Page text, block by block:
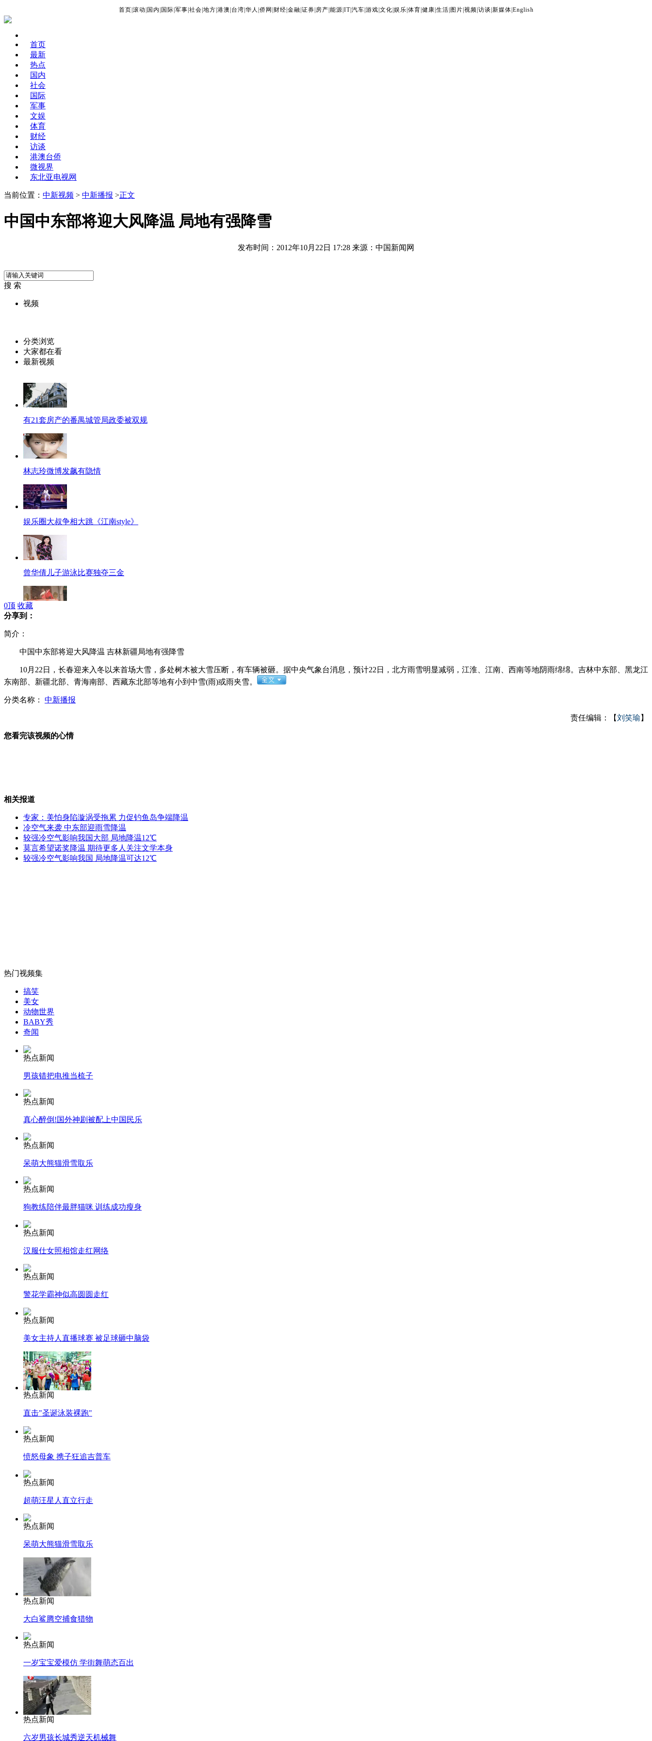
首页 滚动 国内 国际 军事 社会 地方 港澳 台湾 华人 侨网 财经 金融 证券 房产 能源 IT| 汽车 游戏 文化 娱乐 体育 健康 生活 图片 视频 访谈 新媒体 English
首页
最新
热点
国内
社会
国际
军事
文娱
体育
财经
访谈
港澳台侨
微视界
东北亚电视网
当前位置： 中新视频 > 中新播报 >正文
中国中东部将迎大风降温 局地有强降雪
发布时间：2012年10月22日 17:28 来源：中国新闻网
搜 索
视频
分类浏览
大家都在看
最新视频
有21套房产的番禺城管局政委被双规
林志玲微博发飙有隐情
娱乐圈大叔争相大跳《江南style》
曾华倩儿子游泳比赛独夺三金
言承旭拍戏意外受伤
俄罗斯再次试验"白杨"洲际导弹
无痛分娩是否安全 医生回应
外交部：反对强权政治霸凌主义
外交部：有关国家言论片面不公正
走！跟着总书记去植树
纽约上演“枕头大战”
0顶 收藏
分享到：
简介：
中国中东部将迎大风降温 吉林新疆局地有强降雪
10月22日，长春迎来入冬以来首场大雪，多处树木被大雪压断，有车辆被砸。据中央气象台消息，预计22日，北方雨雪明显减弱，江淮、江南、西南等地阴雨绵绵。吉林中东部、黑龙江
东南部、新疆北部、青海南部、西藏东北部等地有小到中雪(雨)或雨夹雪。
分类名称： 中新播报
责任编辑：【刘笑瑜 】
您看完该视频的心情
相关报道
专家：美怕身陷漩涡受拖累 力促钓鱼岛争端降温
冷空气来袭 中东部迎雨雪降温
较强冷空气影响我国大部 局地降温12℃
莫言希望诺奖降温 期待更多人关注文学本身
较强冷空气影响我国 局地降温可达12℃
热门视频集
搞笑
美女
动物世界
BABY秀
奇闻
热点新闻
男孩错把电推当梳子
热点新闻
真心醉倒!国外神剧被配上中国民乐
热点新闻
呆萌大熊猫滑雪取乐
热点新闻
狗教练陪伴最胖猫咪 训练成功瘦身
热点新闻
汉服仕女照相馆走红网络
热点新闻
警花学霸神似高圆圆走红
热点新闻
美女主持人直播球赛 被足球砸中脑袋
热点新闻
直击"圣诞泳装裸跑"
热点新闻
愤怒母象 携子狂追吉普车
热点新闻
超萌汪星人直立行走
热点新闻
呆萌大熊猫滑雪取乐
热点新闻
大白鲨腾空捕食猎物
热点新闻
一岁宝宝爱模仿 学街舞萌态百出
热点新闻
六岁男孩长城秀逆天机械舞